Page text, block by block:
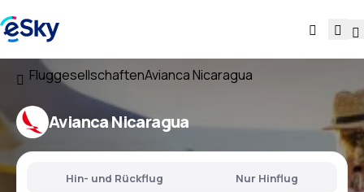
FluggesellschaftenAvianca Nicaragua
Avianca Nicaragua
Hin- und Rückflug Nur Hinflug